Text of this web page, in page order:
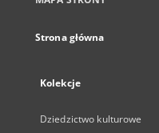
Strona główna
Kolekcje
Dziedzictwo kulturowe